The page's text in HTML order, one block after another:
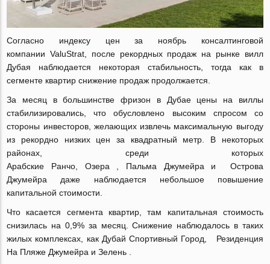
Согласно индексу цен за ноябрь консалтинговой
компанииValuStrat , после рекордных продаж на рынке вилл
Дубая наблюдается некоторая стабильность, тогда как в
сегменте квартир снижение продаж продолжается.
За месяц в большинстве фризон в Дубае цены на виллы
стабилизировались, что обусловлено высоким спросом со
стороны инвесторов, желающих извлечь максимальную выгоду
из рекордно низких цен за квадратный метр. В некоторых
районах, среди которых
Арабские
Ранчо, Озера Пальма Джумейра и
Острова
Джумейра даже наблюдается небольшое повышение
капитальной стоимости.
Что касается сегмента квартир, там капитальная стоимость
снизилась на 0,9% за месяц.Снижение наблюдалось в таких
жилых комплексах, как Дубай Спортивный Город
Резиденция
На Пляже Джумейра иЗелень